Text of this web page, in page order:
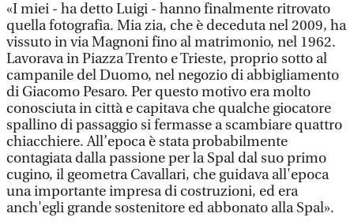
«I miei - ha detto Luigi - hanno finalmente ritrovato
quella fotografia. Mia zia, che è deceduta nel 2009, ha
vissuto in via Magnoni fino al matrimonio, nel 1962.
Lavorava in Piazza Trento e Trieste, proprio sotto al
campanile del Duomo, nel negozio di abbigliamento
di Giacomo Pesaro. Per questo motivo era molto
conosciuta in città e capitava che qualche giocatore
spallino di passaggio si fermasse a scambiare quattro
chiacchiere. All’epoca è stata probabilmente
contagiata dalla passione per la Spal dal suo primo
cugino, il geometra Cavallari, che guidava all'epoca
una importante impresa di costruzioni, ed era
anch'egli grande sostenitore ed abbonato alla Spal».